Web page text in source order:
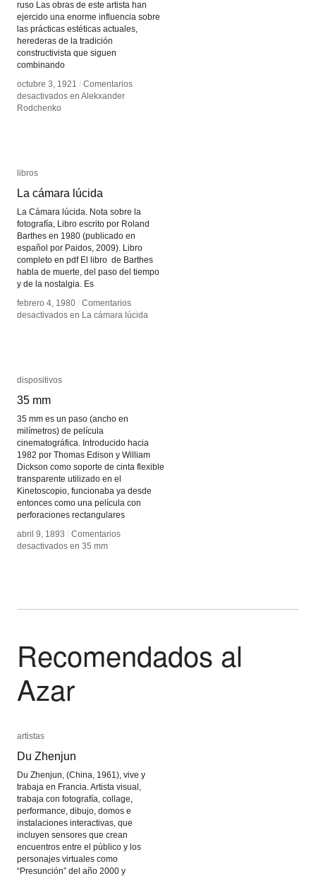
ruso Las obras de este artista han
ejercido una enorme influencia sobre
las prácticas estéticas actuales,
herederas de la tradición
constructivista que siguen
combinando
octubre 3, 1921 / Comentarios
desactivados en Alekxander
Rodchenko
octubre 3, 1921 / Comentarios
desactivados en Alekxander
Rodchenko
libros
La cámara lúcida
La Cámara lúcida. Nota sobre la
fotografía, Libro escrito por Roland
Barthes en 1980 (publicado en
español por Paidos, 2009). Libro
completo en pdf El libro de Barthes
habla de muerte, del paso del tiempo
y de la nostalgia. Es
febrero 4, 1980 / Comentarios
desactivados en La cámara lúcida
libros
La cámara lúcida
febrero 4, 1980 / Comentarios
desactivados en La cámara lúcida
dispositivos
35 mm
35 mm es un paso (ancho en
milímetros) de película
cinematográfica. Introducido hacia
1982 por Thomas Edison y William
Dickson como soporte de cinta flexible
transparente utilizado en el
Kinetoscopio, funcionaba ya desde
entonces como una película con
perforaciones rectangulares
abril 9, 1893 / Comentarios
desactivados en 35 mm
dispositivos
35 mm
abril 9, 1893 / Comentarios
desactivados en 35 mm
Recomendados al
Azar
artistas
Du Zhenjun
Du Zhenjun, (China, 1961), vive y
trabaja en Francia. Artista visual,
trabaja con fotografía, collage,
performance, dibujo, domos e
instalaciones interactivas, que
incluyen sensores que crean
encuentros entre el público y los
personajes virtuales como
“Presunción” del año 2000 y
artistas
Du Zhenjun